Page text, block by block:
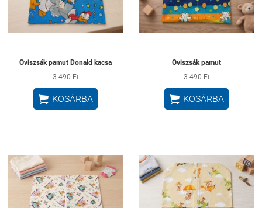
Oviszsák pamut Donald kacsa
3 490 Ft
 KOSÁRBA
Oviszsák pamut
3 490 Ft
 KOSÁRBA